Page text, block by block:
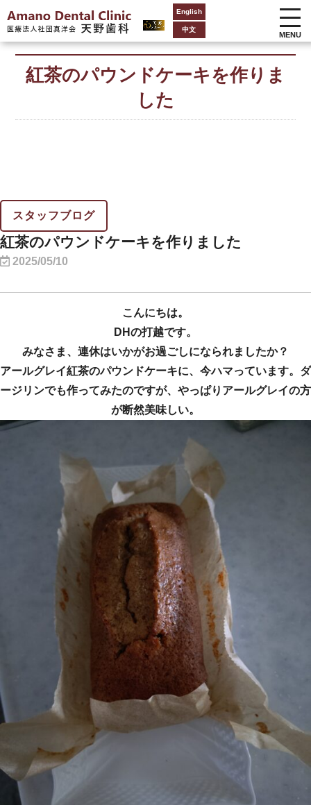
English
中文
MENU
紅茶のパウンドケーキを作りま
した
スタッフブログ
紅茶のパウンドケーキを作りました
2025/05/10
こんにちは。
DHの打越です。
みなさま、連休はいかがお過ごしになられましたか？
アールグレイ紅茶のパウンドケーキに、今ハマっています。ダ
ージリンでも作ってみたのですが、やっぱりアールグレイの方
が断然美味しい。